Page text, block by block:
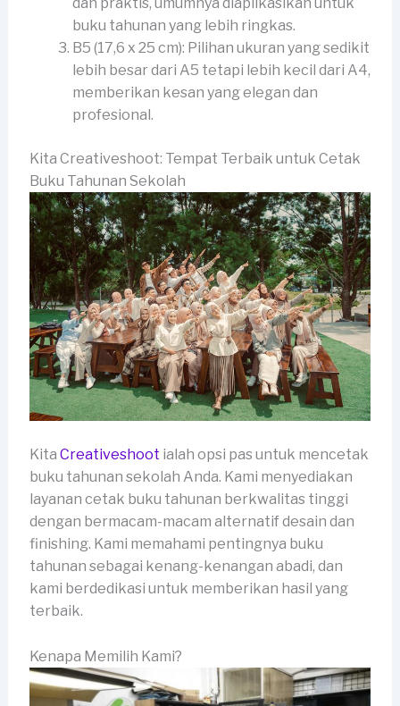
dan praktis, umumnya diaplikasikan untuk
buku tahunan yang lebih ringkas.
B5 (17,6 x 25 cm): Pilihan ukuran yang sedikit
lebih besar dari A5 tetapi lebih kecil dari A4,
memberikan kesan yang elegan dan
profesional.
Kita Creativeshoot: Tempat Terbaik untuk Cetak
Buku Tahunan Sekolah
Kita Creativeshoot ialah opsi pas untuk mencetak
buku tahunan sekolah Anda. Kami menyediakan
layanan cetak buku tahunan berkwalitas tinggi
dengan bermacam-macam alternatif desain dan
finishing. Kami memahami pentingnya buku
tahunan sebagai kenang-kenangan abadi, dan
kami berdedikasi untuk memberikan hasil yang
terbaik.
Kenapa Memilih Kami?